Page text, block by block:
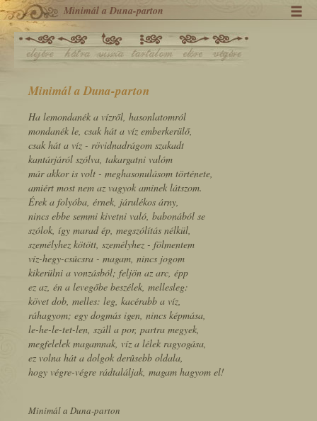
Minimál a Duna-parton
Minimál a Duna-parton
Ha lemondanék a vízről, hasonlatomról
mondanék le, csak hát a víz emberkerülő,
csak hát a víz - rövidnadrágom szakadt
kantárjáról szólva, takargatni valóm
már akkor is volt - meghasonulásom története,
amiért most nem az vagyok aminek látszom.
Érek a folyóba, érnek, járulékos árny,
nincs ebbe semmi kivetni való, babonából se
szólok, így marad ép, megszólítás nélkül,
személyhez kötött, személyhez - fölmentem
víz-hegy-csúcsra - magam, nincs jogom
kikerülni a vonzásból; feljön az arc, épp
ez az, én a levegőbe beszélek, mellesleg:
követ dob, melles: leg, kacérabb a víz,
ráhagyom; egy dogmás igen, nincs képmása,
le-he-le-tet-len, száll a por, partra megyek,
megfelelek magamnak, víz a lélek ragyogása,
ez volna hát a dolgok derûsebb oldala,
hogy végre-végre rádtaláljak, magam hagyom el!
Minimál a Duna-parton